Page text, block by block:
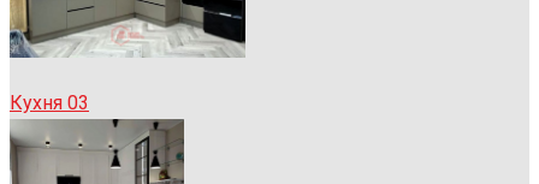
Кухня 03